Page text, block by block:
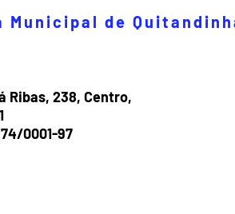
de
Ribas, 238, Centro,
0001-97